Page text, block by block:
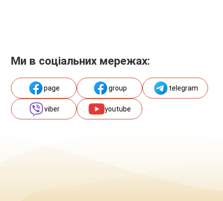
Ми в соціальних мережах:
page group telegram
viber youtube